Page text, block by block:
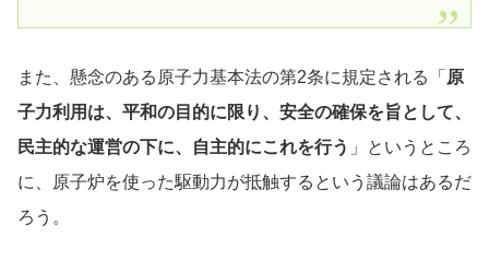
また、懸念のある原子力基本法の第2条に規定される「 原
子力利用は、平和の目的に限り、安全の確保を旨として、
民主的な運営の下に、自主的にこれを行う 」というところ
に、原子炉を使った駆動力が抵触するという議論はあるだ
ろう。